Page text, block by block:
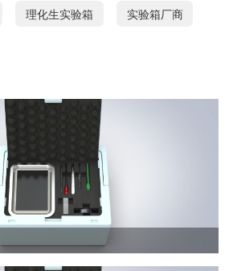
理化生实验箱 实验箱厂商